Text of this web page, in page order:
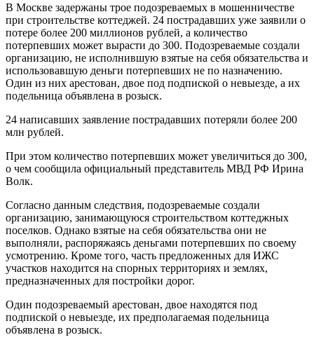
В Москве задержаны трое подозреваемых в мошенничестве
при строительстве коттеджей. 24 пострадавших уже заявили о
потере более 200 миллионов рублей, а количество
потерпевших может вырасти до 300. Подозреваемые создали
организацию, не исполнившую взятые на себя обязательства и
использовавшую деньги потерпевших не по назначению.
Один из них арестован, двое под подпиской о невыезде, а их
подельница объявлена в розыск.
24 написавших заявление пострадавших потеряли более 200
млн рублей.
При этом количество потерпевших может увеличиться до 300,
о чем сообщила официальный представитель МВД РФ Ирина
Волк.
Согласно данным следствия, подозреваемые создали
организацию, занимающуюся строительством коттеджных
поселков. Однако взятые на себя обязательства они не
выполняли, распоряжаясь деньгами потерпевших по своему
усмотрению. Кроме того, часть предложенных для ИЖС
участков находится на спорных территориях и землях,
предназначенных для постройки дорог.
Один подозреваемый арестован, двое находятся под
подпиской о невыезде, их предполагаемая подельница
объявлена в розыск.